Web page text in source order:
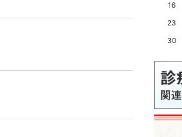
16
23
30